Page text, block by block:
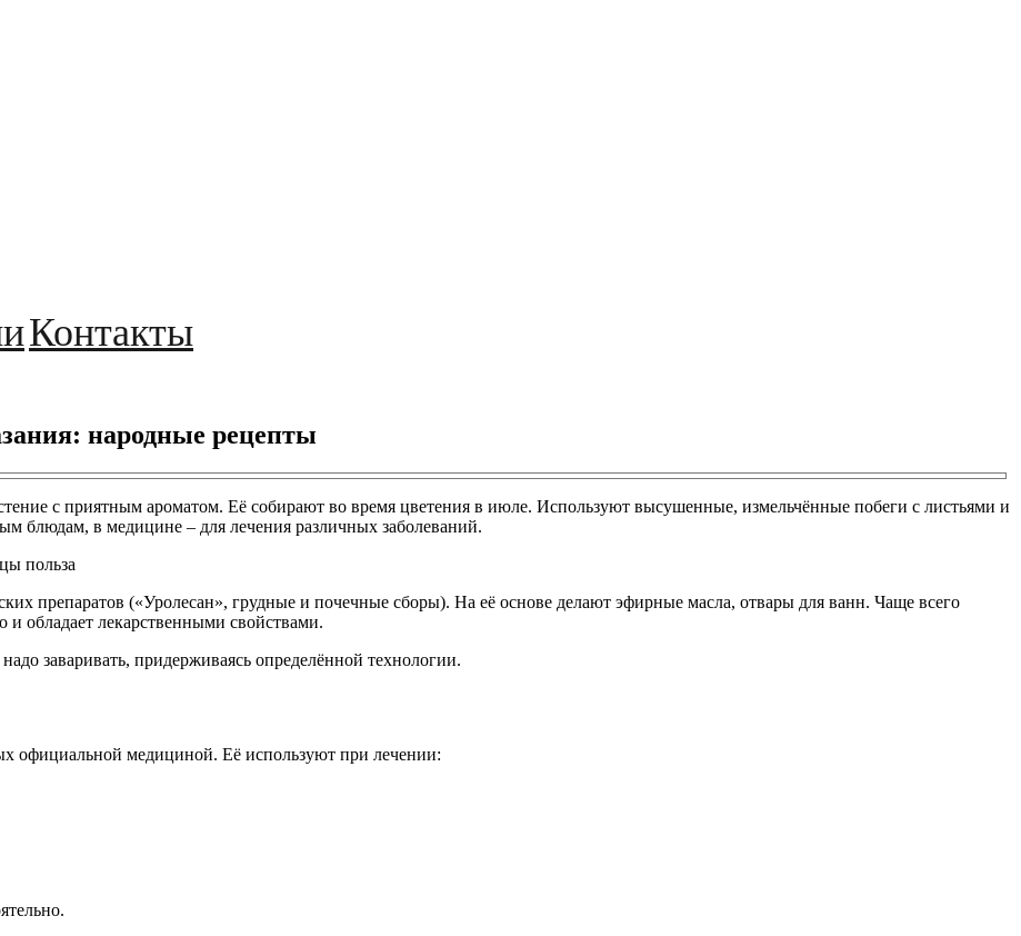
Контакты
народные рецепты
с приятным ароматом. Её собирают во время цветения в июле. Используют высушенные, измельчённые побеги с листьями и
блюдам, в медицине – для лечения различных заболеваний.
препаратов («Уролесан», грудные и почечные сборы). На её основе делают эфирные масла, отвары для ванн. Чаще всего
обладает лекарственными свойствами.
заваривать, придерживаясь определённой технологии.
официальной медициной. Её используют при лечении: